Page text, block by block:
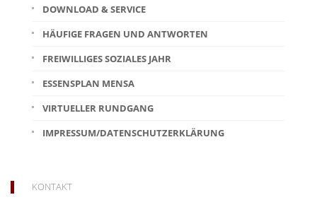
DOWNLOAD & SERVICE
HÄUFIGE FRAGEN UND ANTWORTEN
FREIWILLIGES SOZIALES JAHR
ESSENSPLAN MENSA
VIRTUELLER RUNDGANG
IMPRESSUM/DATENSCHUTZERKLÄRUNG
KONTAKT